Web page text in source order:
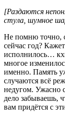
[Раздаются
стула, шумное
Не помню точно,
сейчас год?
исполнилось…
многое
именно. Память
случаются всё
недугом. Ужасно
дело забываешь,
вам придётся с